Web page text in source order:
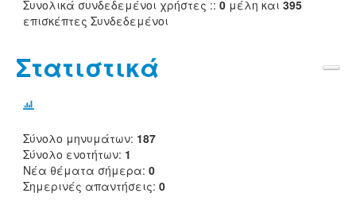
Συνολικά συνδεδεμένοι χρήστες :: 0 μέλη και 395
επισκέπτες Συνδεδεμένοι
Στατιστικά
Σύνολο μηνυμάτων: 187
Σύνολο ενοτήτων: 1
Νέα θέματα σήμερα: 0
Σημερινές απαντήσεις: 0